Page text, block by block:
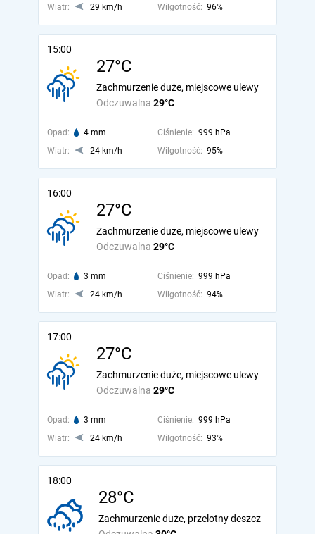
Wiatr:
29 km/h Wilgotność: 96%
15:00
27°C
Odczuwalna 29°C
Zachmurzenie duże, miejscowe ulewy
Opad: 4 mm Ciśnienie: 999 hPa
Wiatr:
24 km/h Wilgotność: 95%
16:00
27°C
Odczuwalna 29°C
Zachmurzenie duże, miejscowe ulewy
Opad: 3 mm Ciśnienie: 999 hPa
Wiatr:
24 km/h Wilgotność: 94%
17:00
27°C
Odczuwalna 29°C
Zachmurzenie duże, miejscowe ulewy
Opad: 3 mm Ciśnienie: 999 hPa
Wiatr:
24 km/h Wilgotność: 93%
18:00
28°C
Zachmurzenie duże, przelotny deszcz